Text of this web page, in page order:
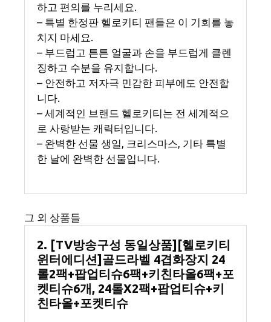
하고 편의를 누리세요.
– 특별 한정판 헬로키티 팬들은 이 기회를 놓
치지 마세요.
– 부드럽고 튼튼 얼굴과 손을 부드럽게 클렌
징하고 수분을 유지합니다.
– 안전하고 저자극 민감한 피부에도 안전합
니다.
– 세계적인 브랜드 헬로키티는 전 세계적으
로 사랑받는 캐릭터입니다.
– 완벽한 선물 생일, 크리스마스, 기타 특별
한 날에 완벽한 선물입니다.
그 외 상품들
2. [TV방송구성 동일상품][헬로키티
윈터에디션]골드라벨 4겹화장지 24
롤2팩+팝업티슈6팩+키친타올6팩+포
켓티슈6개, 24롤X2팩+팝업티슈+키
친타올+포켓티슈